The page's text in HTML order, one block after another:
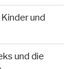
und
und die